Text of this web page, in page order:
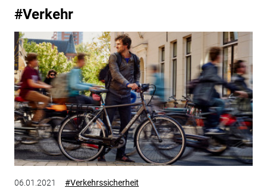
#Verkehr
06.01.2021 #Verkehrssicherheit